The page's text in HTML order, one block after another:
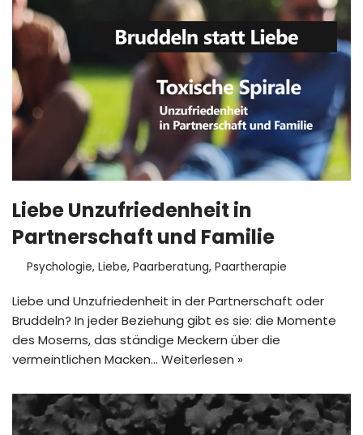
Liebe Unzufriedenheit in
Partnerschaft und Familie
Psychologie, Liebe, Paarberatung, Paartherapie
Liebe und Unzufriedenheit in der Partnerschaft oder
Bruddeln? In jeder Beziehung gibt es sie: die Momente
des Moserns, das ständige Meckern über die
vermeintlichen Macken… Weiterlesen »